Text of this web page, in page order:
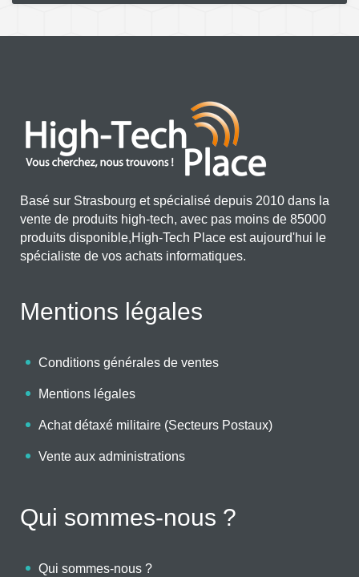
Basé sur Strasbourg et spécialisé depuis 2010 dans la
vente de produits high-tech, avec pas moins de 85000
produits disponible,High-Tech Place est aujourd'hui le
spécialiste de vos achats informatiques.
Mentions légales
Conditions générales de ventes
Mentions légales
Achat détaxé militaire (Secteurs Postaux)
Vente aux administrations
Qui sommes-nous ?
Qui sommes-nous ?